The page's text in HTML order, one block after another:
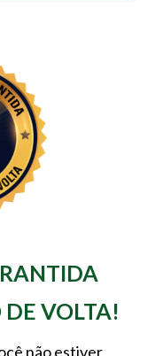
VOLTA!
não estiver